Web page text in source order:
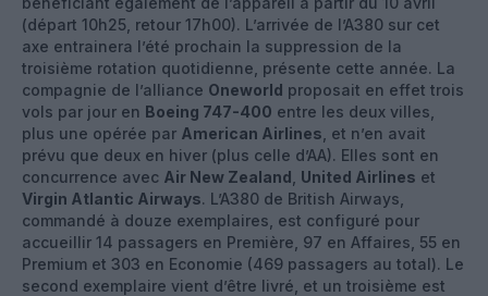
(départ 10h25, retour 17h00). L’arrivée de l’A380 sur cet
axe entrainera l’été prochain la suppression de la
troisième rotation quotidienne, présente cette année. La
compagnie de l’alliance Oneworld proposait en effet trois
vols par jour en Boeing 747-400 entre les deux villes,
plus une opérée par American Airlines , et n’en avait
prévu que deux en hiver (plus celle d’AA). Elles sont en
concurrence avec Air New Zealand United Airlines et
Virgin Atlantic Airways. L’A380 de British Airways,
commandé à douze exemplaires, est configuré pour
accueillir 14 passagers en Première, 97 en Affaires, 55 en
Premium et 303 en Economie (469 passagers au total). Le
second exemplaire vient d’être livré, et un troisième est